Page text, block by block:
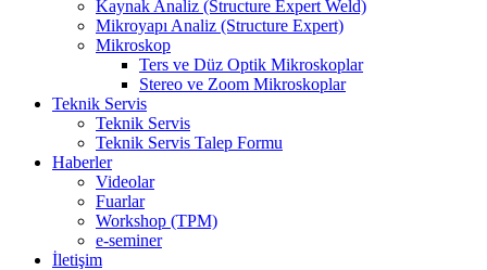
Kaynak Analiz (Structure Expert Weld)
Mikroyapı Analiz (Structure Expert)
Mikroskop
Ters ve Düz Optik Mikroskoplar
Stereo ve Zoom Mikroskoplar
Teknik Servis
Teknik Servis
Teknik Servis Talep Formu
Haberler
Videolar
Fuarlar
Workshop (TPM)
e-seminer
İletişim